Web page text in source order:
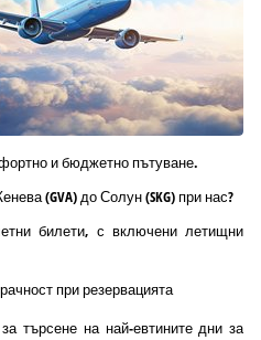
и бюджетно пътуване.
(GVA) до Солун (SKG) при нас?
билети, с включени летищни
при резервацията
търсене на най-евтините дни за